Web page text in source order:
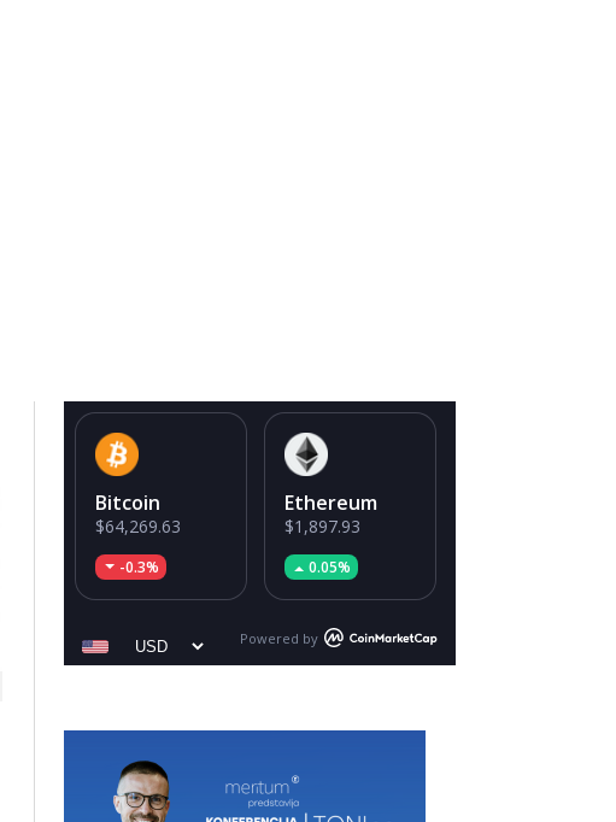
Bitcoin
$64,269.63
-0.3%
Ethereum
$1,897.93
0.05%
Powered by